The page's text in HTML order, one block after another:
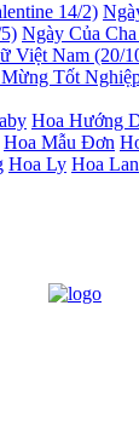
14/2)
Ngày Của
Việt Nam (20/
Tốt
Hoa Hướng
Hoa Mẫu Đơn
Hoa Ly Hoa Lan